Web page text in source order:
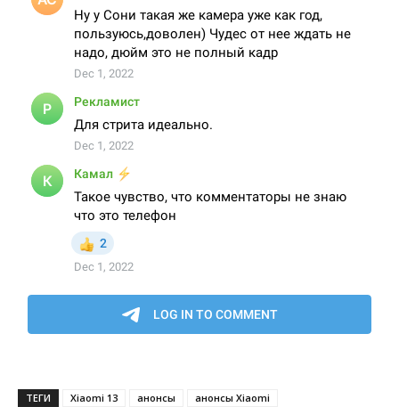
ТЕГИ Xiaomi 13 анонсы анонсы Xiaomi